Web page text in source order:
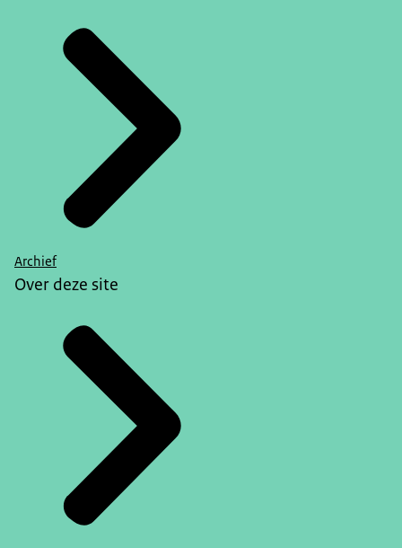
Archief
Over deze site